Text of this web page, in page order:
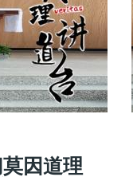
莫因道理